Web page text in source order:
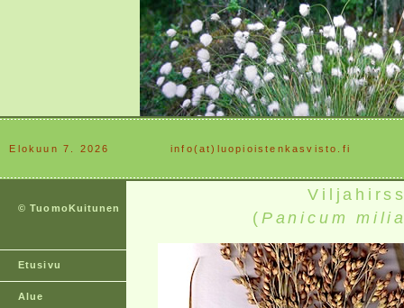
Elokuun 7. 2026 ............info(at)luopioistenkasvisto.fi
© TuomoKuitunen
Etusivu
Alue
( Panicum